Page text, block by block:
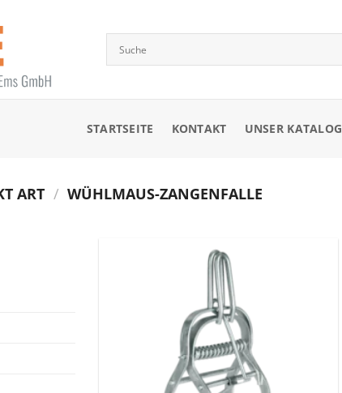
STARTSEITE KONTAKT UNSER KATALOG
ART / WÜHLMAUS-ZANGENFALLE